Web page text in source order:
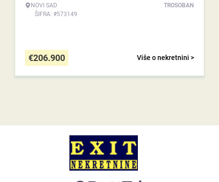
NOVI SAD
ŠIFRA: #573149
TROSOBAN
Više o nekretnini >
€206.900